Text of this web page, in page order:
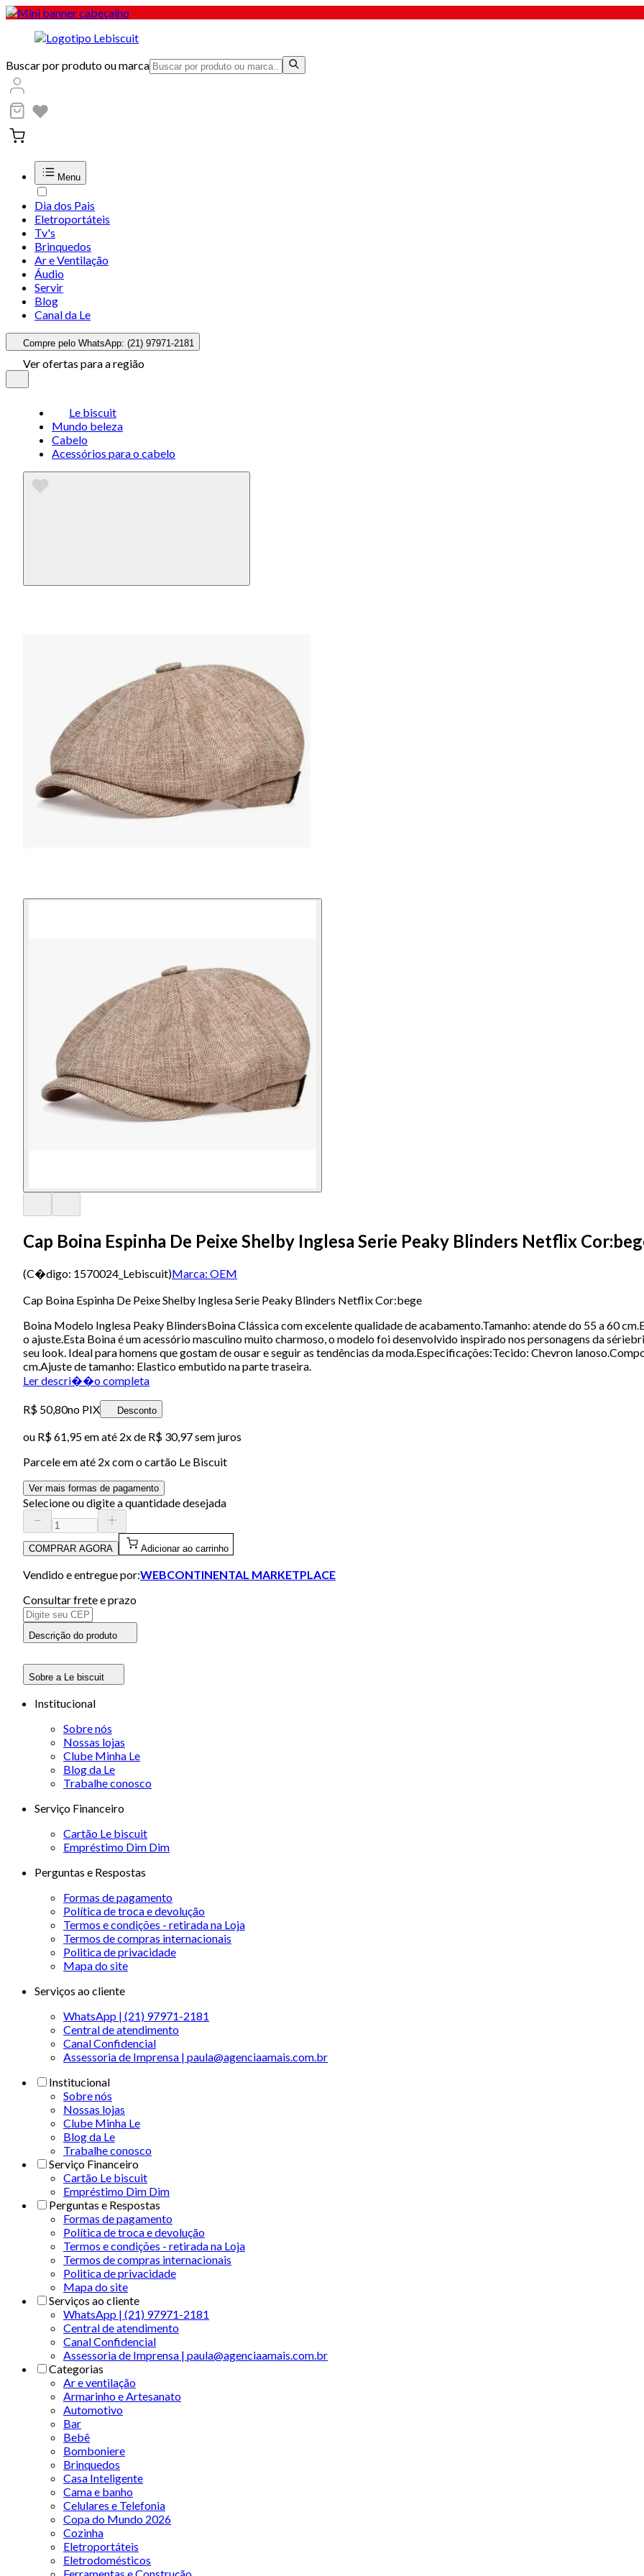
Buscar por produto ou marca
Menu
Dia dos Pais
Eletroportáteis
Tv's
Brinquedos
Ar e Ventilação
Áudio
Servir
Blog
Canal da Le
Compre pelo WhatsApp: (21) 97971-2181
Ver ofertas para a região
Le biscuit
Mundo beleza
Cabelo
Acessórios para o cabelo
Cap Boina Espinha De Peixe Shelby Inglesa Serie Peaky Blinders Netflix
(C�digo: 1570024_Lebiscuit)Marca: OEM
Cap Boina Espinha De Peixe Shelby Inglesa Serie Peaky Blinders Netflix Cor:bege
Boina Modelo Inglesa Peaky BlindersBoina Clássica com excelente qualidade de acabamento.Tamanho: atende do 55 a 60
o ajuste.Esta Boina é um acessório masculino muito charmoso, o modelo foi desenvolvido inspirado nos personagens da
seu look. Ideal para homens que gostam de ousar e seguir as tendências da moda.Especificações:Tecido: Chevron
cm.Ajuste de tamanho: Elastico embutido na parte traseira.
Ler descri��o completa
R$ 50,80no PIX Desconto
ou R$ 61,95em até 2x de R$ 30,97 sem juros
Parcele em até 2x com o cartão Le Biscuit
Ver mais formas de pagamento
Selecione ou digite a quantidade desejada
COMPRAR AGORA Adicionar ao carrinho
Vendido e entregue por:WEBCONTINENTAL MARKETPLACE
Consultar frete e prazo
Descrição do produto
Sobre a Le biscuit
Institucional
Sobre nós
Nossas lojas
Clube Minha Le
Blog da Le
Trabalhe conosco
Serviço Financeiro
Cartão Le biscuit
Empréstimo Dim Dim
Perguntas e Respostas
Formas de pagamento
Política de troca e devolução
Termos e condições - retirada na Loja
Termos de compras internacionais
Politica de privacidade
Mapa do site
Serviços ao cliente
WhatsApp | (21) 97971-2181
Central de atendimento
Canal Confidencial
Assessoria de Imprensa | paula@agenciaamais.com.br
Institucional
Sobre nós
Nossas lojas
Clube Minha Le
Blog da Le
Trabalhe conosco
Serviço Financeiro
Cartão Le biscuit
Empréstimo Dim Dim
Perguntas e Respostas
Formas de pagamento
Política de troca e devolução
Termos e condições - retirada na Loja
Termos de compras internacionais
Politica de privacidade
Mapa do site
Serviços ao cliente
WhatsApp | (21) 97971-2181
Central de atendimento
Canal Confidencial
Assessoria de Imprensa | paula@agenciaamais.com.br
Categorias
Ar e ventilação
Armarinho e Artesanato
Automotivo
Bar
Bebê
Bomboniere
Brinquedos
Casa Inteligente
Cama e banho
Celulares e Telefonia
Copa do Mundo 2026
Cozinha
Eletroportáteis
Eletrodomésticos